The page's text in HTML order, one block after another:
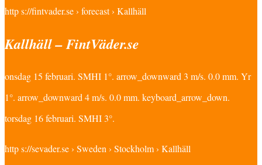
http s://fintvader.se › forecast › Kallhäll
Kallhäll – FintVäder.se
onsdag 15 februari. SMHI 1°. arrow_downward 3 m/s. 0.0 mm. Yr
1°. arrow_downward 4 m/s. 0.0 mm. keyboard_arrow_down.
torsdag 16 februari. SMHI 3°.
http s://sevader.se › Sweden › Stockholm › Kallhäll